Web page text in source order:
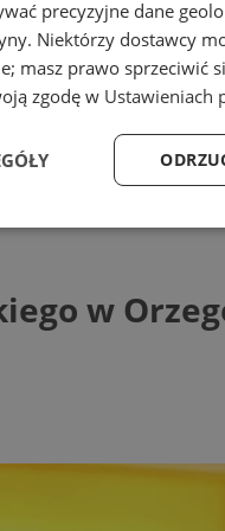
w Orzegowie
w
precyzyjne dane
Niektórzy dostawcy
masz prawo sprzeciwić
zgodę w Ustawieniach
Wydajność
niezbędnych plików cookie nie